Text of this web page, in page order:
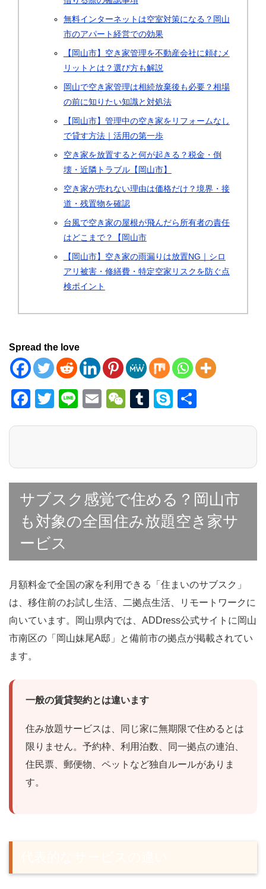
無料インターネットは空室対策になる？岡山
市のアパート経営での効果
【岡山市】空き家管理を不動産会社に頼むメ
リットとは？選び方も解説
岡山で空き家管理は相続放棄後も必要？相場
の前に知りたい知識と対処法
【岡山市】管理中の空き家をリフォームなし
で貸す方法｜活用の第一歩
空き家を放置すると何が起きる？税金・倒
壊・近隣トラブル【岡山市】
空き家が売れない理由は価格だけ？境界・接
道・残置物を確認
台風で空き家の屋根が飛んだら所有者の責任
はどこまで？【岡山市
【岡山市】空き家の雨漏りは放置NG｜シロ
アリ被害・修繕費・特定空家リスクを防ぐ点
検ポイント
Spread the love
F
b
o
o
k
T
Li
E
W
at
T
r
S
サブスク感覚で住める？岡山市
も対象の全国住み放題空き家サ
ービス
月額料金で全国の家を利用できる「住まいのサブスク」
は、移住前のお試し生活、二拠点生活、リモートワークに
向いています。岡山県内では、ADDress公式サイトに岡山
市南区の「岡山妹尾A邸」と備前市の拠点が掲載されてい
ます。
一般の賃貸契約とは違います
住み放題サービスは、同じ家に無期限で住めるとは
限りません。予約枠、利用泊数、同一拠点の連泊、
住民票、郵便物、ペットなど独自ルールがありま
す。